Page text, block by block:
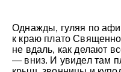
Однажды, гуляя по
к краю плато
не вдаль, как делают
— вниз. И увидел там